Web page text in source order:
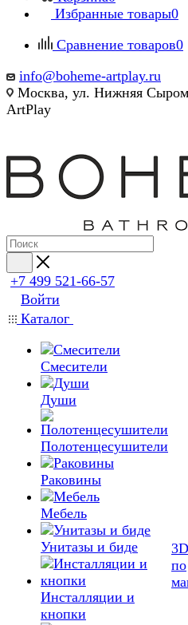
Избранные товары0
Сравнение товаров0
info@boheme-artplay.ru
Москва, ул. Нижняя
ArtPlay
+7 499 521-66-57
Войти
Каталог
Смесители
Души
Полотенцесушители
Раковины
Мебель
Унитазы и биде
Инсталляции и
кнопки
по